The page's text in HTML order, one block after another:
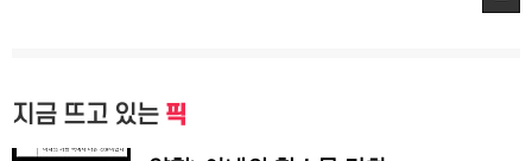
지금 뜨고 있는 픽